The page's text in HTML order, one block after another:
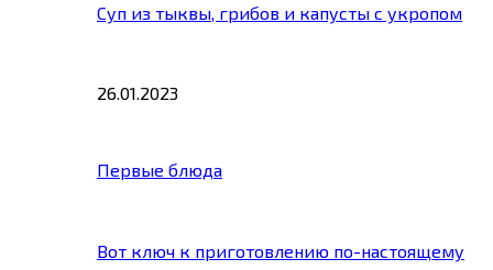
Суп из тыквы, грибов и капусты с укропом
26.01.2023
Первые блюда
Вот ключ к приготовлению по-настоящему